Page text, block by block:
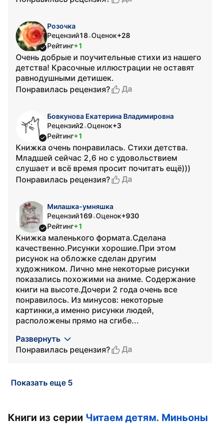
Розочка
Рецензий18•Оценок+28
Рейтинг+1
Очень добрые и поучительные стихи из нашего
детства! Красочные иллюстрации не оставят
равнодушными детишек.
Понравилась рецензия?
Да
Бовкунова Екатерина Владимировна
Рецензий2•Оценок+3
Рейтинг+1
Книжка очень понравилась. Стихи детства.
Младшей сейчас 2,6 но с удовольствием
слушает и всё время просит почитать ещё)))
Понравилась рецензия?
Да
Милашка-умняшка
Рецензий169•Оценок+930
Рейтинг+1
Книжка маленького формата.Сделана
качественно.Рисунки хорошие.При этом
рисунок на обложке сделан другим
художником. Лично мне некоторые рисунки
показались похожими на аниме. Содержание
книги на высоте.Дочери 2 года очень все
понравилось. Из минусов: некоторые
картинки,а именно рисунки людей,
расположены прямо на сгибе...
Развернуть
Понравилась рецензия?
Да
Показать еще 5
Книги из серии Читаем детям. Миньоны